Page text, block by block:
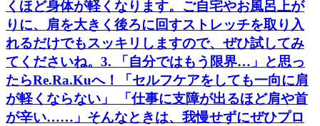
くほど身体が軽くなります。ご自宅やお風呂上が
りに、肩を大きく後ろに回すストレッチを取り入
れるだけでもスッキリしますので、ぜひ試してみ
てくださいね。3. 「自分ではもう限界…」と思っ
たらRe.Ra.Kuへ！「セルフケアをしても一向に肩
が軽くならない」 「仕事に支障が出るほど肩や首
が辛い……」そんなときは、我慢せずにぜひプロ